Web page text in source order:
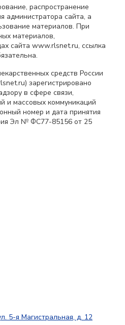
распространение
администратора сайта, а
материалов. При
материалов,
сайта www.rlsnet.ru, ссылка
средств России
зарегистрировано
в сфере связи,
и массовых коммуникаций
номер и дата принятия
Эл № ФС77-85156 от 25
5-я Магистральная, д. 12